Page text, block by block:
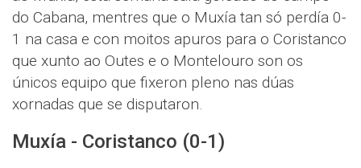
do Cabana, mentres que o Muxía tan só perdía 0-
1 na casa e con moitos apuros para o Coristanco
que xunto ao Outes e o Montelouro son os
únicos equipo que fixeron pleno nas dúas
xornadas que se disputaron.
Muxía - Coristanco (0-1)